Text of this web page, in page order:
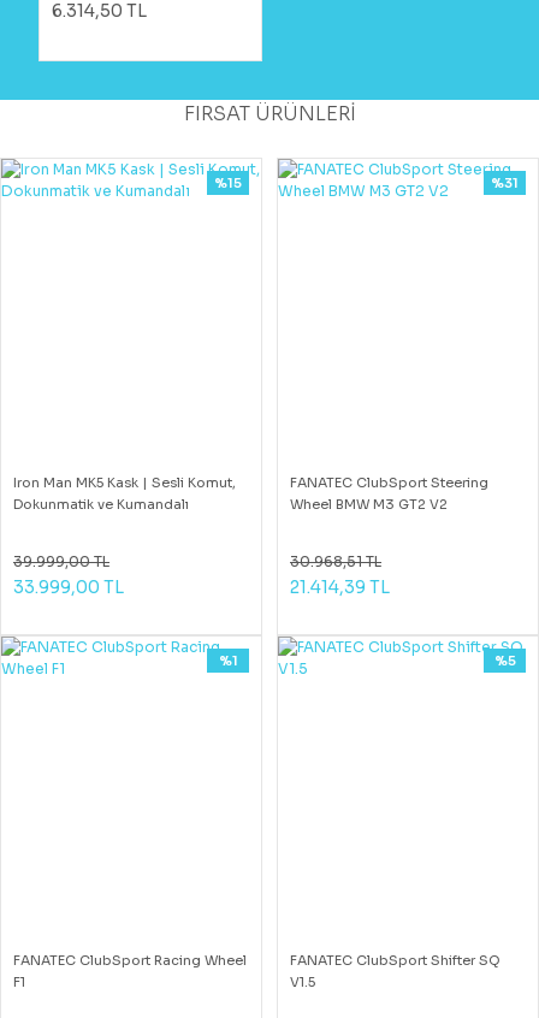
6.314,50 TL
FIRSAT ÜRÜNLERİ
Iron Man MK5 Kask | Sesli Komut,
Dokunmatik ve Kumandalı
%15
39.999,00 TL
33.999,00 TL
FANATEC ClubSport Steering
Wheel BMW M3 GT2 V2
%31
30.968,51 TL
21.414,39 TL
FANATEC ClubSport Racing Wheel
F1
%1
FANATEC ClubSport Shifter SQ
V1.5
%5